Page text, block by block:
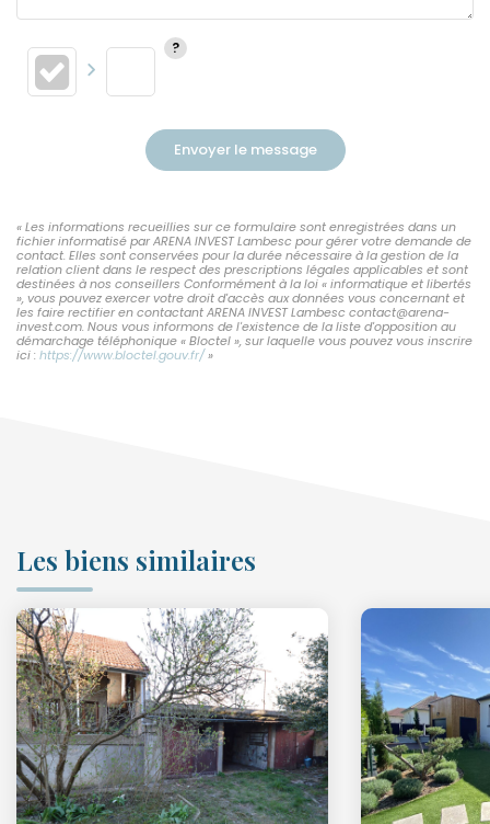
Envoyer le message
« Les informations recueillies sur ce formulaire sont enregistrées dans un
fichier informatisé par ARENA INVEST Lambesc pour gérer votre demande de
contact. Elles sont conservées pour la durée nécessaire à la gestion de la
relation client dans le respect des prescriptions légales applicables et sont
destinées à nos conseillers Conformément à la loi « informatique et libertés
», vous pouvez exercer votre droit d'accès aux données vous concernant et
les faire rectifier en contactant ARENA INVEST Lambesc contact@arena-
invest.com. Nous vous informons de l'existence de la liste d'opposition au
démarchage téléphonique « Bloctel », sur laquelle vous pouvez vous inscrire
ici : https://www.bloctel.gouv.fr/»
Les biens similaires